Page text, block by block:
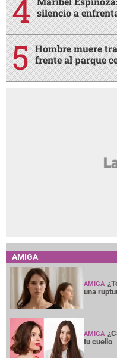
silencio a
Hombre muere
frente al parque
AMIGA
AMIGA
una
AMIGA
tu cuello